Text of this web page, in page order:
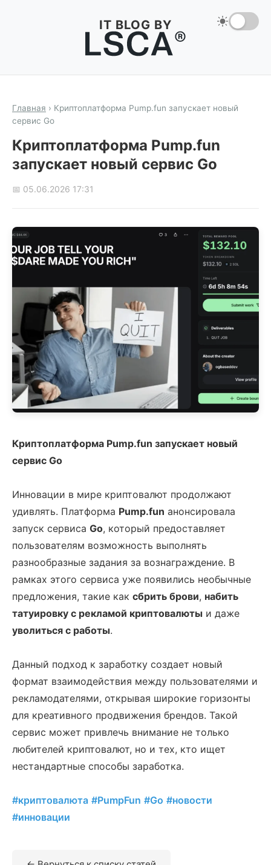
IT BLOG BY
Главная › Криптоплатформа Pump.fun запускает новый
сервис Go
Криптоплатформа Pump.fun
запускает новый сервис Go
📅 05.06.2026 17:31
Криптоплатформа Pump.fun запускает новый
сервис Go
Инновации в мире криптовалют продолжают
удивлять. Платформа Pump.fun анонсировала
запуск сервиса Go, который предоставляет
пользователям возможность выполнять
разнообразные задания за вознаграждение. В
рамках этого сервиса уже появились необычные
предложения, такие как сбрить брови, набить
татуировку с рекламой криптовалюты и даже
уволиться с работы.
Данный подход к заработку создает новый
формат взаимодействия между пользователями и
рекламодателями, открывая широкие горизонты
для креативного продвижения брендов. Такой
сервис может привлечь внимание не только
любителей криптовалют, но и тех, кто ищет
нестандартные способы заработка.
#криптовалюта #PumpFun #Go #новости
#инновации